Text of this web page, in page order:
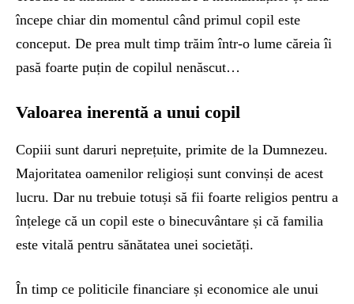
începe chiar din momentul când primul copil este
conceput. De prea mult timp trăim într-o lume căreia îi
pasă foarte puțin de copilul nenăscut…
Valoarea inerentă a unui copil
Copiii sunt daruri neprețuite, primite de la Dumnezeu.
Majoritatea oamenilor religioși sunt convinși de acest
lucru. Dar nu trebuie totuși să fii foarte religios pentru a
înțelege că un copil este o binecuvântare și că familia
este vitală pentru sănătatea unei societăți.
În timp ce politicile financiare și economice ale unui